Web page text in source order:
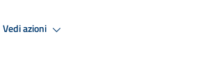
Vedi azioni